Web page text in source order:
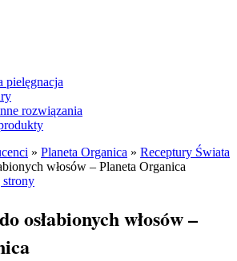
pielęgnacja
rozwiązania
» Planeta Organica » Receptury Świata
włosów – Planeta Organica
strony
osłabionych włosów –